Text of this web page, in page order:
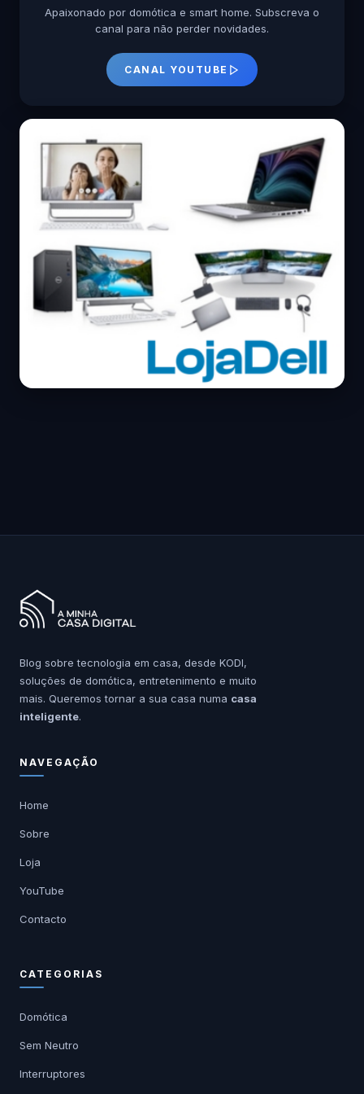
Apaixonado por domótica e smart home. Subscreva o
canal para não perder novidades.
CANAL YOUTUBE
Blog sobre tecnologia em casa, desde KODI,
soluções de domótica, entretenimento e muito
mais. Queremos tornar a sua casa numa casa
inteligente.
NAVEGAÇÃO
Home
Sobre
Loja
YouTube
Contacto
CATEGORIAS
Domótica
Sem Neutro
Interruptores